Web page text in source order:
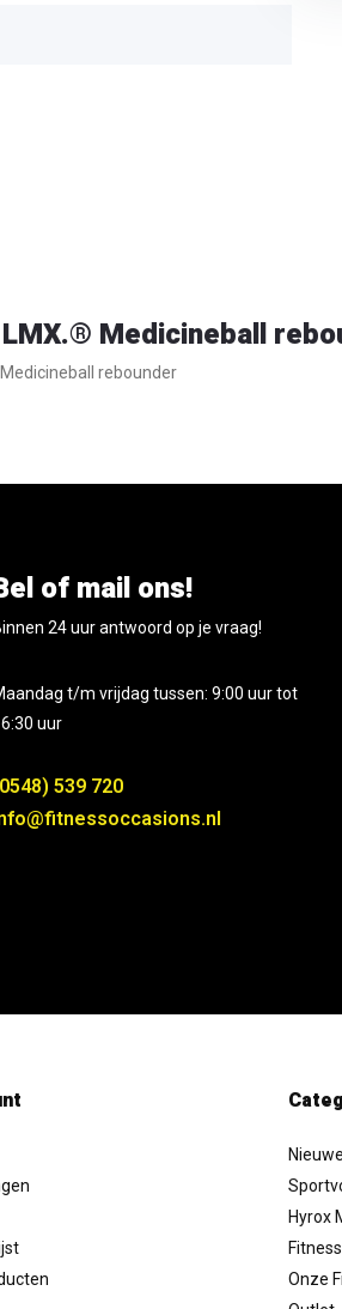
Medicineball
Medicineball rebounder
of mail ons!
24 uur antwoord op je vraag!
t/m vrijdag tussen: 9:00 uur tot
uur
539 720
Hyrox
Onze